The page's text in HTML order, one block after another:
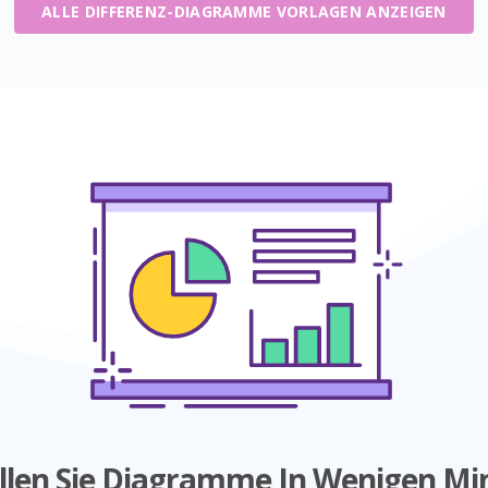
ALLE DIFFERENZ-DIAGRAMME VORLAGEN ANZEIGEN
Sie Diagramme In Wenigen